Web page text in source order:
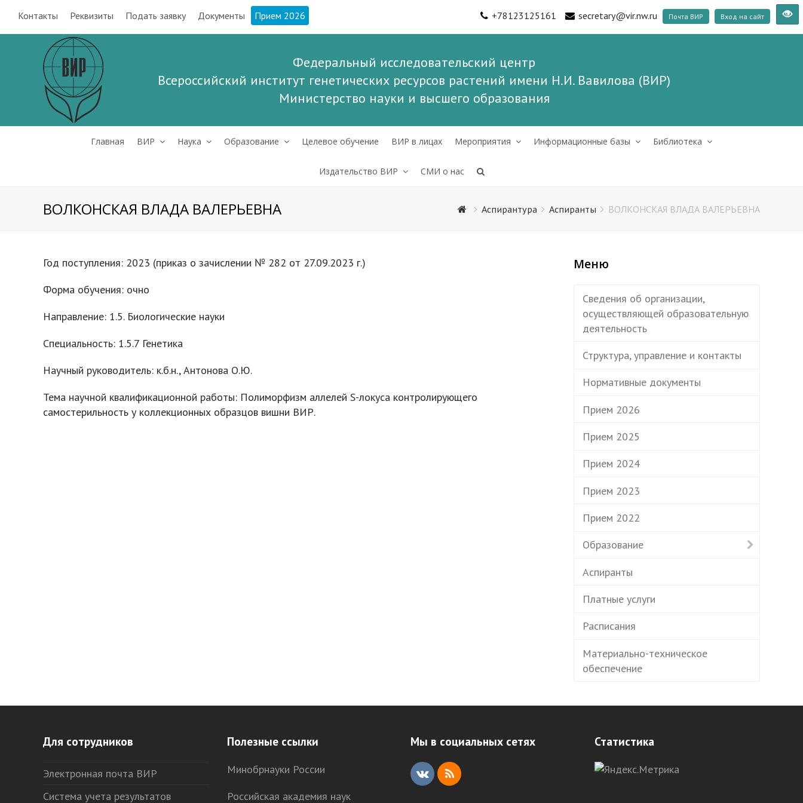
Контакты Реквизиты Подать заявку Документы Прием 2026 +78123125161 secretary@vir.nw.ru Почта ВИР Вход на сайт
Федеральный исследовательский центр
Всероссийский институт генетических ресурсов растений имени Н.И. Вавилова (ВИР)
Министерство науки и высшего образования
Главная ВИР Наука Образование Целевое обучение ВИР в лицах Мероприятия Информационные базы Библиотека
Издательство ВИР СМИ о нас
ВОЛКОНСКАЯ ВЛАДА ВАЛЕРЬЕВНА Аспирантура Аспиранты ВОЛКОНСКАЯ ВЛАДА ВАЛЕРЬЕВНА
Год поступления: 2023 (приказ о зачислении № 282 от 27.09.2023 г.)
Форма обучения: очно
Направление: 1.5. Биологические науки
Специальность: 1.5.7 Генетика
Научный руководитель: к.б.н., Антонова О.Ю.
Тема научной квалификационной работы: Полиморфизм аллелей S-локуса контролирующего
самостерильность у коллекционных образцов вишни ВИР.
Меню
Сведения об организации,
осуществляющей образовательную
деятельность
Структура, управление и контакты
Нормативные документы
Прием 2026
Прием 2025
Прием 2024
Прием 2023
Прием 2022
Образование
Аспиранты
Платные услуги
Расписания
Материально-техническое
обеспечение
Для сотрудников
Электронная почта ВИР
Система учета результатов
Полезные ссылки
Минобрнауки России
Российская академия наук
Мы в социальных сетях
V
R
Статистика